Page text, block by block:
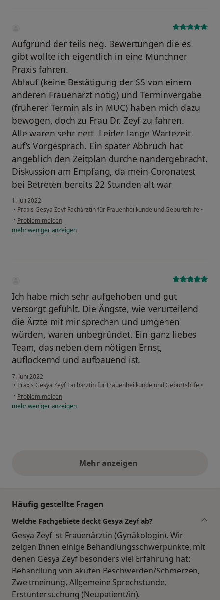
Aufgrund der teils neg. Bewertungen die es
gibt wollte ich eigentlich in eine Münchner
Praxis fahren.
Ablauf (keine Bestätigung der SS von einem
anderen Frauenarzt nötig) und Terminvergabe
(früherer Termin als in MUC) haben mich dazu
bewogen, doch zu Frau Dr. Zeyf zu fahren.
Alle waren sehr nett. Leider lange Wartezeit
auf’s Vorgespräch. Ein später Abbruch hat
angeblich den Zeitplan durcheinandergebracht.
Diskussion am Empfang, da mein Coronatest
bei Betreten bereits 22 Stunden alt war
1. Juli 2022
• Praxis Gesya Zeyf Fachärztin für Frauenheilkunde und Geburtshilfe •
• Problem melden
mehrwenigeranzeigen
Ich habe mich sehr aufgehoben und gut
versorgt gefühlt. Die Ängste, wie verurteilend
die Ärzte mit mir sprechen und umgehen
würden, waren unbegründet. Ein ganz liebes
Team, das neben dem nötigen Ernst,
auflockernd und aufbauend ist.
7. Juni 2022
• Praxis Gesya Zeyf Fachärztin für Frauenheilkunde und Geburtshilfe •
• Problem melden
mehrwenigeranzeigen
Mehr anzeigenobige Stellungnahmen
Häufig gestellte Fragen
Welche Fachgebiete deckt Gesya Zeyf ab?
Gesya Zeyf ist Frauenärztin (Gynäkologin). Wir
zeigen Ihnen einige Behandlungsschwerpunkte, mit
denen Gesya Zeyf besonders viel Erfahrung hat:
Behandlung von akuten Beschwerden/Schmerzen,
Zweitmeinung, Allgemeine Sprechstunde,
Erstuntersuchung (Neupatient/in).